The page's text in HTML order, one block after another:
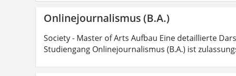
Onlinejournalismus (B.A.)
Society - Master of Arts Aufbau Eine detaillierte
Studiengang Onlinejournalismus (B.A.) ist